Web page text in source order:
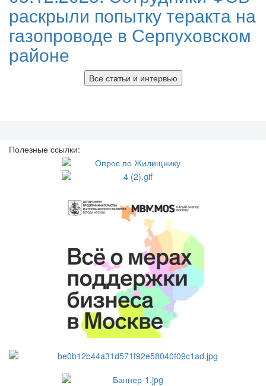
раскрыли попытку теракта на
газопроводе в Серпуховском
районе
Все статьи и интервью
Полезные ссылки: